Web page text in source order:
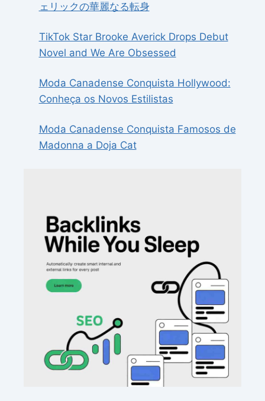
ェリックの華麗なる転身
TikTok Star Brooke Averick Drops Debut
Novel and We Are Obsessed
Moda Canadense Conquista Hollywood:
Conheça os Novos Estilistas
Moda Canadense Conquista Famosos de
Madonna a Doja Cat